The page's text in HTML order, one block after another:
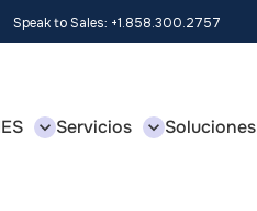
Speak to Sales: +1.858.300.2757
Servicios Soluciones